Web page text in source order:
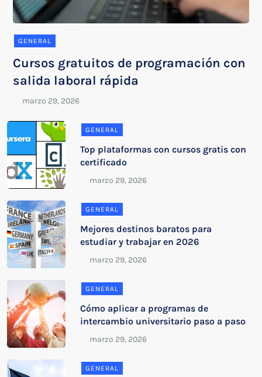
GENERAL
Cursos gratuitos de programación con
salida laboral rápida
GENERAL
Top plataformas con cursos gratis con
certificado
GENERAL
Mejores destinos baratos para
estudiar y trabajar en 2026
GENERAL
Cómo aplicar a programas de
intercambio universitario paso a paso
GENERAL